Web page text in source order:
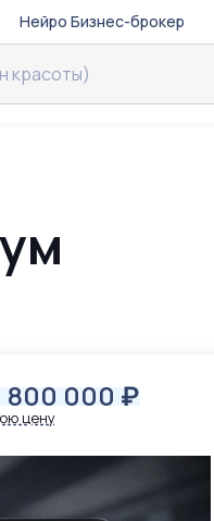
Нейро Бизнес-брокер
800 000 ₽
цену